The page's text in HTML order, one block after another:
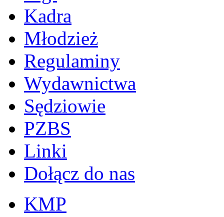
Kadra
Młodzież
Regulaminy
Wydawnictwa
Sędziowie
PZBS
Linki
Dołącz do nas
KMP